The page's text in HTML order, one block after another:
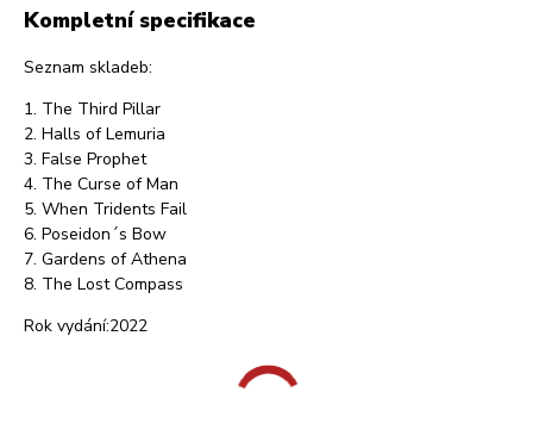
Kompletní specifikace
Seznam skladeb:
1. The Third Pillar
2. Halls of Lemuria
3. False Prophet
4. The Curse of Man
5. When Tridents Fail
6. Poseidon´s Bow
7. Gardens of Athena
8. The Lost Compass
Rok vydání:2022